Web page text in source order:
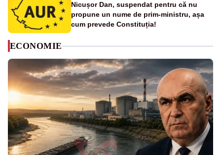
Nicușor Dan, suspendat pentru că nu
propune un nume de prim-ministru, așa
cum prevede Constituția!
ECONOMIE